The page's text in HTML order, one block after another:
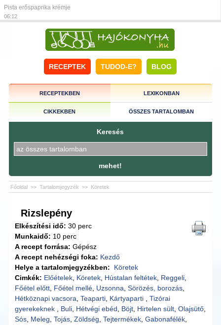
Pista erőspaprika krémje
06:12
RECEPTEK TUDOD-E? BLOG
RECEPTEKBEN LEXIKONBAN
CIKKEKBEN ÖSSZES TARTALOMBAN
Keresés
mehet!
Főoldal >> Tartalomjegyzék >> Köretek
Rizslepény
Elkészítési idő: 30 perc
Munkaidő: 10 perc
A recept forrása: Gépész
A recept nehézségi foka: Kezdő
Helye a tartalomjegyzékben:
Köretek
Cimkék: Előételek Köretek Hústalan feltétek Reggeli
Főétel előtt Főétel mellé Uzsonna ,Sörözés, borozás
Hétköznapi vacsora ,Teaparti Kártyaparti ,Tizórai
gyerekeknek
Buli Hétvégi ebéd Böjt Hirtelen sült ,Olajsütő
Sós Meleg ,Tojás ,Zöldség ,Tejtermékek ,Gabonafélék